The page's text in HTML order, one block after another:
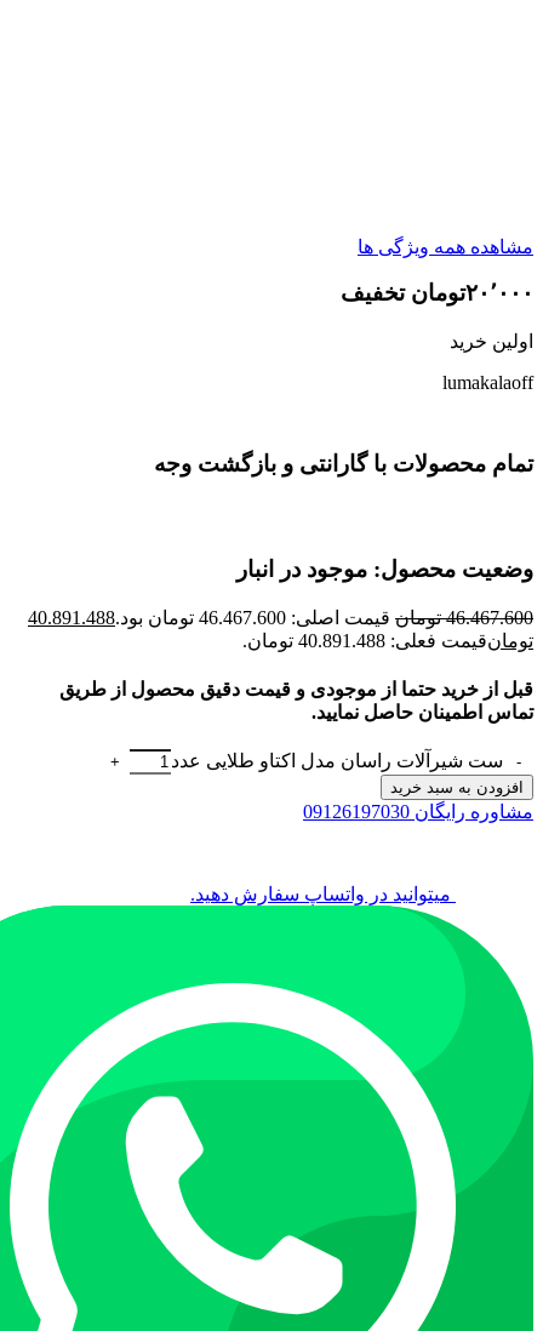
مشاهده همه ویژگی ها
۲۰٬۰۰۰تومان تخفیف
اولین خرید
lumakalaoff
تمام محصولات با گارانتی و بازگشت وجه
وضعیت محصول: موجود در انبار
46.467.600 تومان قیمت اصلی: 46.467.600 تومان بود.
40.891.488
تومانقیمت فعلی: 40.891.488 تومان.
قبل از خرید حتما از موجودی و قیمت دقیق محصول از طریق
تماس اطمینان حاصل نمایید.
ست شیرآلات راسان مدل اکتاو طلایی عدد
افزودن به سبد خرید
مشاوره رایگان 09126197030
میتوانید در واتساپ سفارش دهید.